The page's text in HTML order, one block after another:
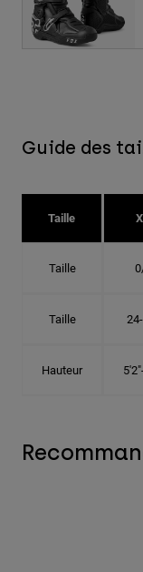
Guide des
Taille
Taille
Taille
Hauteur